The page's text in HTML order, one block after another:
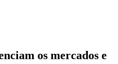
os mercados e